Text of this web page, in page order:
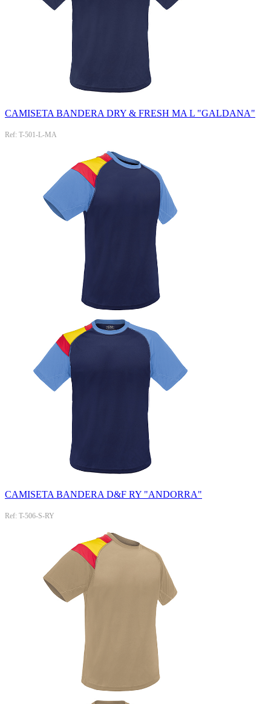
CAMISETA BANDERA DRY & FRESH MA L "GALDANA"
Ref: T-501-L-MA
CAMISETA BANDERA D&F RY "ANDORRA"
Ref: T-506-S-RY